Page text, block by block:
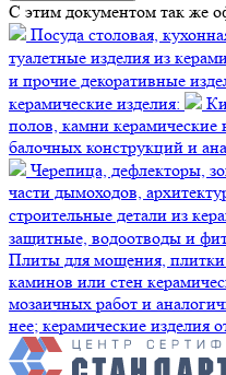
C этим документом так же
Посуда столовая,
туалетные изделия из
и прочие декоративные
керамические изделия:
полов, камни керамические
балочных конструкций и
Черепица, дефлекторы,
части дымоходов,
строительные детали из
защитные, водоотводы и
Плиты для мощения,
каминов или стен
мозаичных работ и
нее; керамические изделия